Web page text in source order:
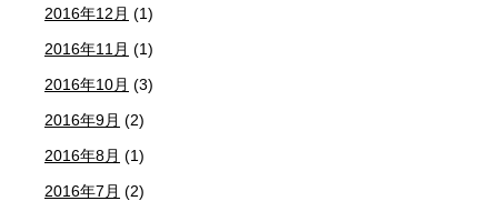
2016年12月 (1)
2016年11月 (1)
2016年10月 (3)
2016年9月 (2)
2016年8月 (1)
2016年7月 (2)